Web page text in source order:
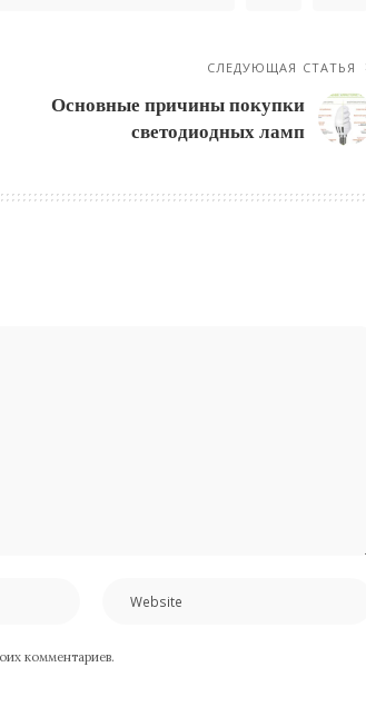
СЛЕДУЮЩАЯ СТАТЬЯ
Основные причины покупки
светодиодных ламп
комментариев.